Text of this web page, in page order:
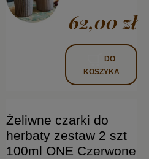
62,00 zł
DO
KOSZYKA
Żeliwne czarki do
herbaty zestaw 2 szt
100ml ONE Czerwone